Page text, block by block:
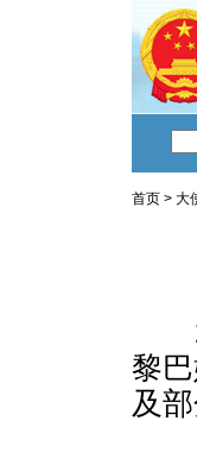
首页 > 大
黎
及